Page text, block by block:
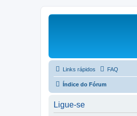
Links rápidos FAQ
Índice do Fórum
Ligue-se